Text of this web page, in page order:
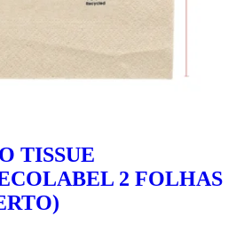
TISSUE
2 FOLHAS